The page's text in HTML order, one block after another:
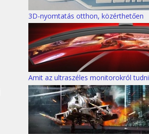
3D-nyomtatás otthon, közérthetően
Amit az ultraszéles monitorokról